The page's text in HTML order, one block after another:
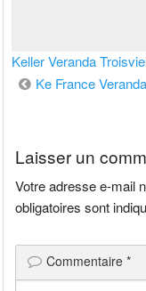
Keller Veranda
Navigation
Ke France
Laisser un
Votre adresse e-mail
obligatoires sont
Commentaire*